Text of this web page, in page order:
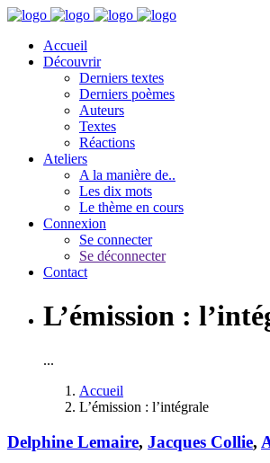
Accueil
Découvrir
Derniers textes
Derniers poèmes
Auteurs
Textes
Réactions
Ateliers
A la manière de..
Les dix mots
Le thème en cours
Connexion
Se connecter
Se déconnecter
Contact
L’émission :
...
Accueil
L’émission : l’intégrale
Delphine Lemaire, Jacques Collie,